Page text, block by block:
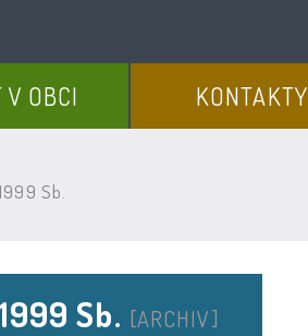
V OBCI KONTAKTY
Sb.
Sb. [ARCHIV]